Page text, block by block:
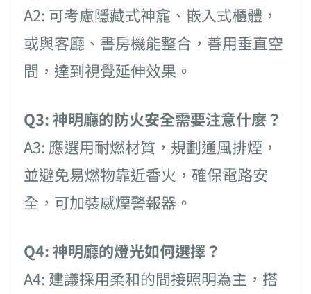
A2: 可考慮隱藏式神龕、嵌入式櫃體，
或與客廳、書房機能整合，善用垂直空
間，達到視覺延伸效果。
Q3: 神明廳的防火安全需要注意什麼？
A3: 應選用耐燃材質，規劃通風排煙，
並避免易燃物靠近香火，確保電路安
全，可加裝感煙警報器。
Q4: 神明廳的燈光如何選擇？
A4: 建議採用柔和的間接照明為主，搭